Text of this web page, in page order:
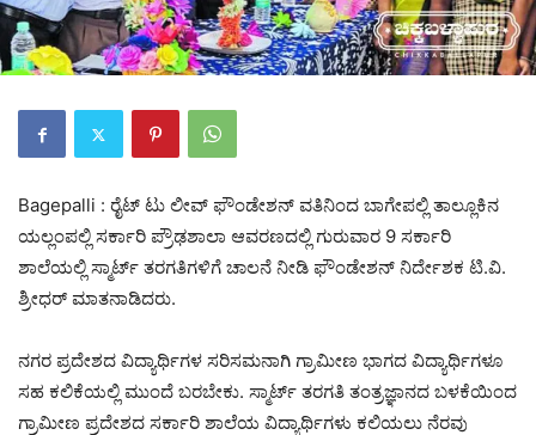
Bagepalli : ರೈಟ್ ಟು ಲೀವ್ ಫೌಂಡೇಶನ್‌ ವತಿನಿಂದ ಬಾಗೇಪಲ್ಲಿ ತಾಲ್ಲೂಕಿನ
ಯಲ್ಲಂಪಲ್ಲಿ ಸರ್ಕಾರಿ ಪ್ರೌಢಶಾಲಾ ಆವರಣದಲ್ಲಿ ಗುರುವಾರ 9 ಸರ್ಕಾರಿ
ಶಾಲೆಯಲ್ಲಿ ಸ್ಮಾರ್ಟ್ ತರಗತಿಗಳಿಗೆ ಚಾಲನೆ ನೀಡಿ ಫೌಂಡೇಶನ್ ನಿರ್ದೇಶಕ ಟಿ.ವಿ.
ಶ್ರೀಧರ್ ಮಾತನಾಡಿದರು.
ನಗರ ಪ್ರದೇಶದ ವಿದ್ಯಾರ್ಥಿಗಳ ಸರಿಸಮನಾಗಿ ಗ್ರಾಮೀಣ ಭಾಗದ ವಿದ್ಯಾರ್ಥಿಗಳೂ
ಸಹ ಕಲಿಕೆಯಲ್ಲಿ ಮುಂದೆ ಬರಬೇಕು. ಸ್ಮಾರ್ಟ್ ತರಗತಿ ತಂತ್ರಜ್ಞಾನದ ಬಳಕೆಯಿಂದ
ಗ್ರಾಮೀಣ ಪ್ರದೇಶದ ಸರ್ಕಾರಿ ಶಾಲೆಯ ವಿದ್ಯಾರ್ಥಿಗಳು ಕಲಿಯಲು ನೆರವು